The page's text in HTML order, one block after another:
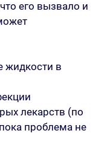
его вызвало и
жидкости в
лекарств (по
проблема не